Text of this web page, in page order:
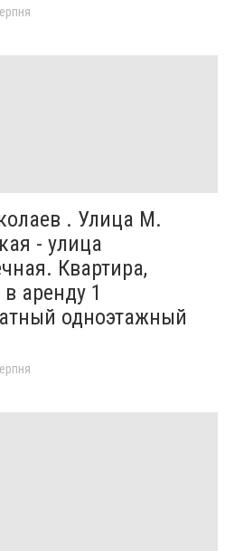
. Улица М.
- улица
Квартира,
аренду 1
одноэтажный